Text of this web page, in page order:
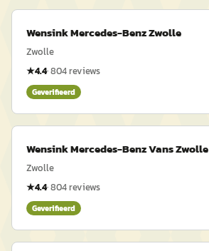
Wensink Mercedes-Benz Zwolle
Zwolle
★4.4·804reviews
Geverifieerd
Wensink Mercedes-Benz Vans Zwolle
Zwolle
★4.4·804reviews
Geverifieerd